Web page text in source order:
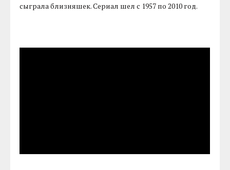
сыграла близняшек. Сериал шел с 1957 по 2010 год.